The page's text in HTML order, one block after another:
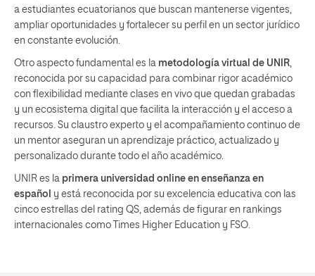
a estudiantes ecuatorianos que buscan mantenerse vigentes,
ampliar oportunidades y fortalecer su perfil en un sector jurídico
en constante evolución.
Otro aspecto fundamental es la metodología virtual de UNIR
reconocida por su capacidad para combinar rigor académico
con flexibilidad mediante clases en vivo que quedan grabadas
y un ecosistema digital que facilita la interacción y el acceso a
recursos. Su claustro experto y el acompañamiento continuo de
un mentor aseguran un aprendizaje práctico, actualizado y
personalizado durante todo el año académico.
UNIR es la primera universidad online en enseñanza en
español
y está reconocida por su excelencia educativa con las
cinco estrellas del rating QS, además de figurar en rankings
internacionales como Times Higher Education y FSO.